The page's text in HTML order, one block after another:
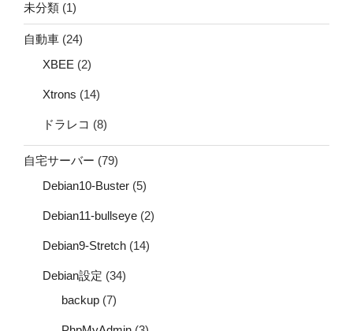
未分類 (1)
自動車 (24)
XBEE (2)
Xtrons (14)
ドラレコ (8)
自宅サーバー (79)
Debian10-Buster (5)
Debian11-bullseye (2)
Debian9-Stretch (14)
Debian設定 (34)
backup (7)